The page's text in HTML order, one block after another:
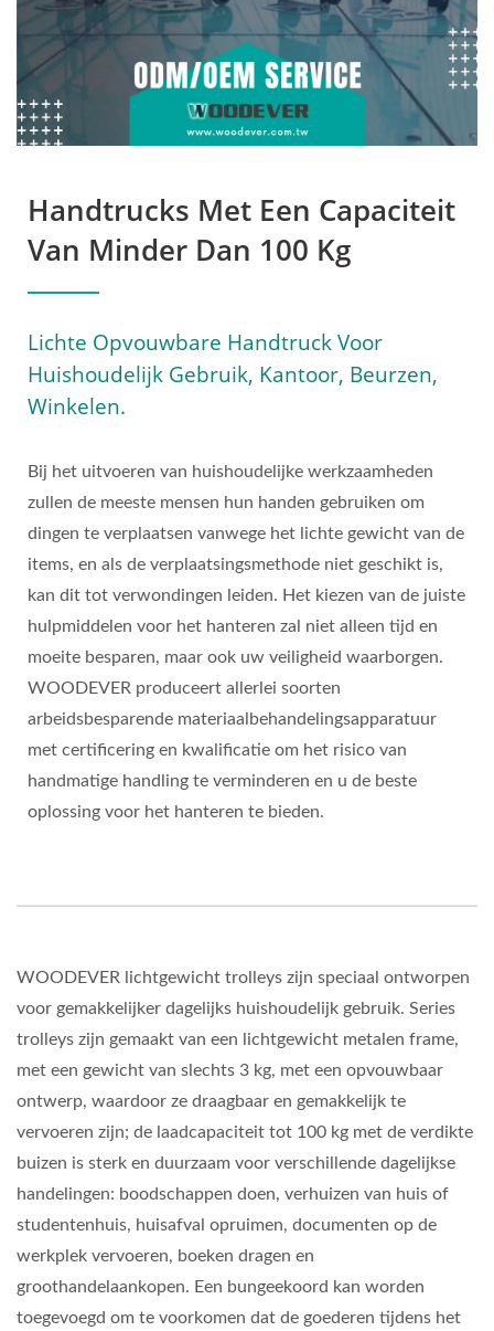
Handtrucks Met Een Capaciteit
Van Minder Dan 100 Kg
Lichte Opvouwbare Handtruck Voor
Huishoudelijk Gebruik, Kantoor, Beurzen,
Winkelen.
Bij het uitvoeren van huishoudelijke werkzaamheden
zullen de meeste mensen hun handen gebruiken om
dingen te verplaatsen vanwege het lichte gewicht van de
items, en als de verplaatsingsmethode niet geschikt is,
kan dit tot verwondingen leiden. Het kiezen van de juiste
hulpmiddelen voor het hanteren zal niet alleen tijd en
moeite besparen, maar ook uw veiligheid waarborgen.
WOODEVER produceert allerlei soorten
arbeidsbesparende materiaalbehandelingsapparatuur
met certificering en kwalificatie om het risico van
handmatige handling te verminderen en u de beste
oplossing voor het hanteren te bieden.
WOODEVER lichtgewicht trolleys zijn speciaal ontworpen
voor gemakkelijker dagelijks huishoudelijk gebruik. Series
trolleys zijn gemaakt van een lichtgewicht metalen frame,
met een gewicht van slechts 3 kg, met een opvouwbaar
ontwerp, waardoor ze draagbaar en gemakkelijk te
vervoeren zijn; de laadcapaciteit tot 100 kg met de verdikte
buizen is sterk en duurzaam voor verschillende dagelijkse
handelingen: boodschappen doen, verhuizen van huis of
studentenhuis, huisafval opruimen, documenten op de
werkplek vervoeren, boeken dragen en
groothandelaankopen. Een bungeekoord kan worden
toegevoegd om te voorkomen dat de goederen tijdens het